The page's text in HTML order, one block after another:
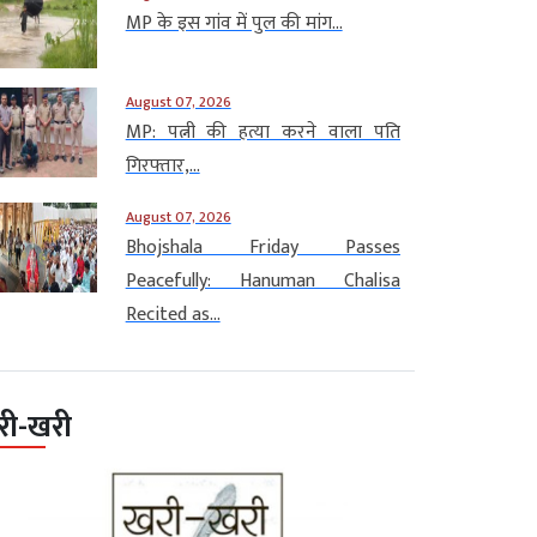
MP के इस गांव में पुल की मांग...
August 07, 2026
MP: पत्नी की हत्या करने वाला पति
गिरफ्तार,...
August 07, 2026
Bhojshala Friday Passes
Peacefully: Hanuman Chalisa
Recited as...
खरी